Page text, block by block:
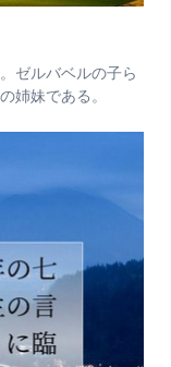
ゼルバベルの子ら
姉妹である。